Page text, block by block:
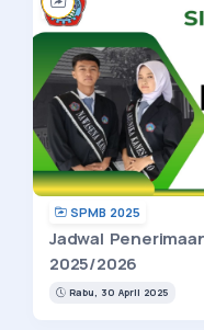
SPMB 2025
Jadwal
2025/2026
Rabu, 30 April 2025